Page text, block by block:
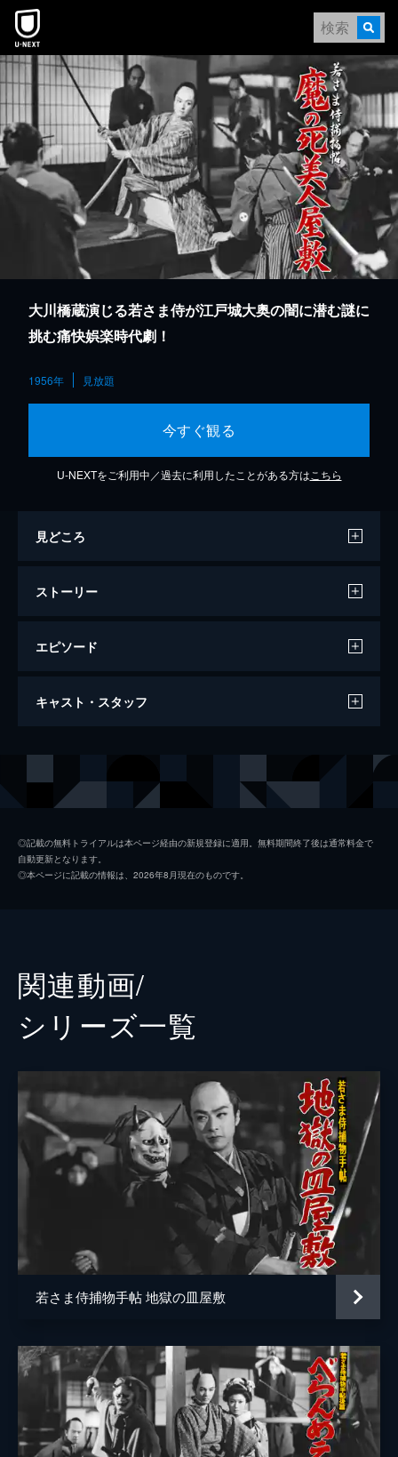
本文へスキップ
大川橋蔵演じる若さま侍が江戸城大奥の闇に潜む謎に
挑む痛快娯楽時代劇！
1956年 見放題
今すぐ観る
U-NEXTをご利用中／過去に利用したことがある方は こちら
見どころ
ストーリー
エピソード
若さま侍捕物帖 魔の死美人屋敷
キャスト・スタッフ
千原しのぶ
村松道平
原作 城昌幸
音楽 小沢秀夫
◎記載の無料トライアルは本ページ経由の新規登録に適用。無料期間終了後は通常料金で
自動更新となります。
◎本ページに記載の情報は、2026年8月現在のものです。
関連動画/
シリーズ⼀覧
若さま侍捕物手帖 地獄の皿屋敷